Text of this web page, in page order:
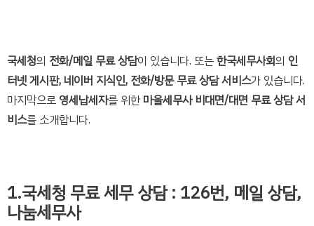
국세청의 전화/메일 무료 상담이 있습니다. 또는한국세무사회의 인
터넷 게시판, 네이버 지식인, 전화/방문 무료 상담 서비스가 있습니다.
마지막으로 영세납세자를 위한 마을세무사 비대면/대면 무료 상담 서
비스를 소개합니다.
1.국세청 무료 세무 상담 : 126번, 메일 상담,
나눔세무사